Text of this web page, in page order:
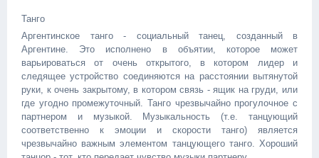
Танго
Аргентинское танго - социальный танец, созданный в
Аргентине. Это исполнено в объятии, которое может
варьироваться от очень открытого, в котором лидер и
следящее устройство соединяются на расстоянии вытянутой
руки, к очень закрытому, в котором связь - ящик на груди, или
где угодно промежуточный. Танго чрезвычайно прогулочное с
партнером и музыкой. Музыкальность (т.е. танцующий
соответственно к эмоции и скорости танго) является
чрезвычайно важным элементом танцующего танго. Хороший